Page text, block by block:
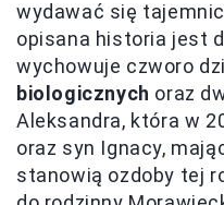
wydawać się
opisana historia jest
wychowuje czworo
biologicznych oraz
Aleksandra, która w
oraz syn Ignacy,
stanowią ozdoby tej